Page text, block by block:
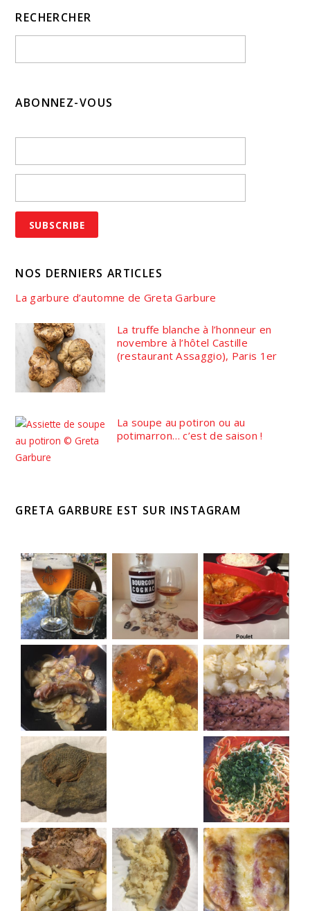
RECHERCHER
ABONNEZ-VOUS
NOS DERNIERS ARTICLES
La garbure d’automne de Greta Garbure
La truffe blanche à l’honneur en
novembre à l’hôtel Castille
(restaurant Assaggio), Paris 1er
La soupe au potiron ou au
potimarron… c’est de saison !
GRETA GARBURE EST SUR INSTAGRAM